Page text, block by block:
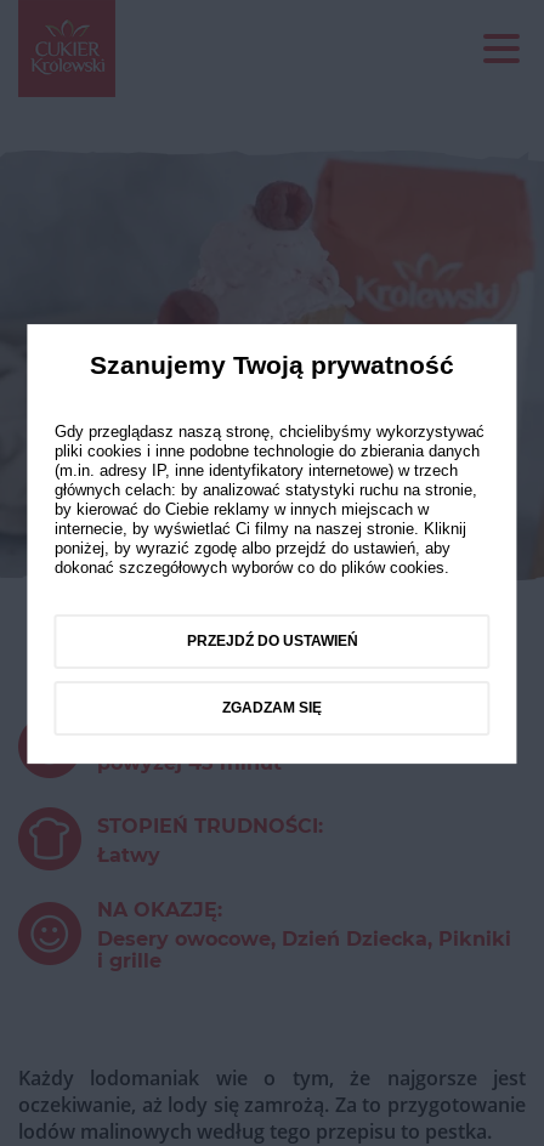
Lody malinowe
powyżej 45 minut
STOPIEŃ TRUDNOŚCI:
Łatwy
NA OKAZJĘ:
Desery owocowe, Dzień Dziecka, Pikniki
i grille
Każdy lodomaniak wie o tym, że najgorsze jest
oczekiwanie, aż lody się zamrożą. Za to przygotowanie
lodów malinowych według tego przepisu to pestka.
Szanujemy Twoją prywatność
Gdy przeglądasz naszą stronę, chcielibyśmy wykorzystywać
pliki cookies i inne podobne technologie do zbierania danych
(m.in. adresy IP, inne identyfikatory internetowe) w trzech
głównych celach: by analizować statystyki ruchu na stronie,
by kierować do Ciebie reklamy w innych miejscach w
internecie, by wyświetlać Ci filmy na naszej stronie. Kliknij
poniżej, by wyrazić zgodę albo przejdź do ustawień, aby
dokonać szczegółowych wyborów co do plików cookies.
PRZEJDŹ DO USTAWIEŃ
ZGADZAM SIĘ